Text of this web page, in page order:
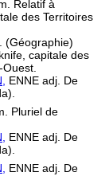
Relatif à
des Territoires
(Géographie)
capitale des
ENNE adj. De
Pluriel de
ENNE adj. De
ENNE adj. De